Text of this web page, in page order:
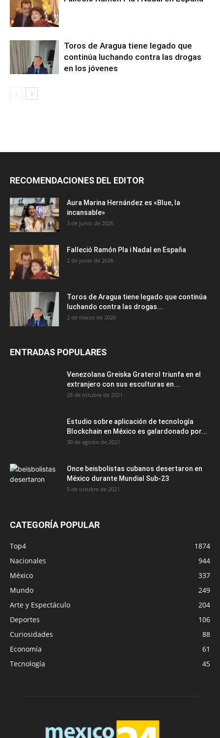
Toros de Aragua tiene legado que
continúa luchando contra las drogas
en los jóvenes
RECOMENDACIONES DEL EDITOR
Aura Marina Hernández es «Blue, la
incansable»
3 de junio de 2026
Falleció Ramón Pla i Nadal en España
2 de junio de 2026
Toros de Aragua tiene legado que continúa
luchando contra las drogas...
2 de marzo de 2026
ENTRADAS POPULARES
Venezolana Greiska Graterol triunfa en el
extranjero con sus esculturas en...
28 de octubre de 2021
Estudio sobre aplicación de tecnología
Blockchain en México es galardonado por...
30 de agosto de 2021
Once beisbolistas cubanos desertaron en
México durante Mundial Sub-23
5 de octubre de 2021
CATEGORÍA POPULAR
Top4
1874
Nacionales
944
México
337
Mundo
249
Arte y Espectáculo
204
Deportes
106
Curiosidades
88
Economía
61
Tecnología
45